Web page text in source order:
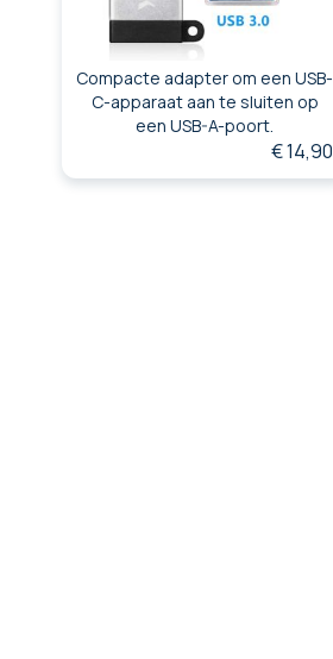
Compacte adapter om een USB-
C-apparaat aan te sluiten op
een USB-A-poort.
€ 14,90